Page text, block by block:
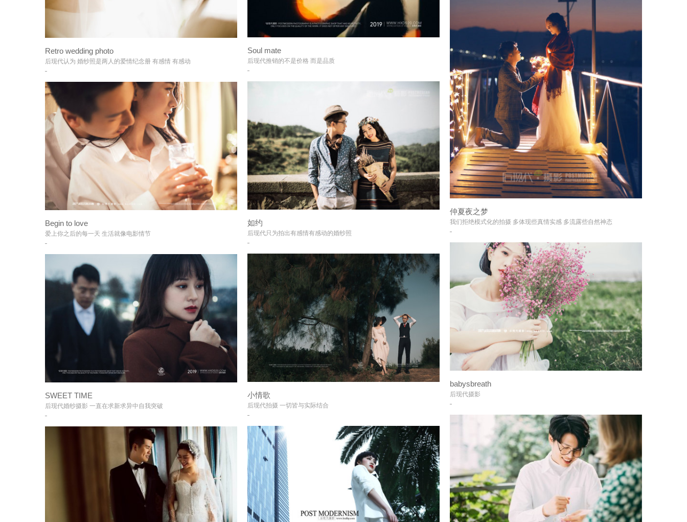
Retro wedding photo
后现代认为 婚纱照是两人的爱情纪念册 有感情 有感动
Soul mate
后现代推销的不是价格 而是品质
仲夏夜之梦
我们拒绝模式化的拍摄 多体现些真情实感 多流露些自然神态
+
如约
后现代只为拍出有感情有感动的婚纱照
+
Begin to love
爱上你之后的每一天 生活就像电影情节
+
babysbreath
后现代摄影
+
小情歌
后现代拍摄 一切皆与实际结合
+
SWEET TIME
后现代婚纱摄影 一直在求新求异中自我突破
+
+
+